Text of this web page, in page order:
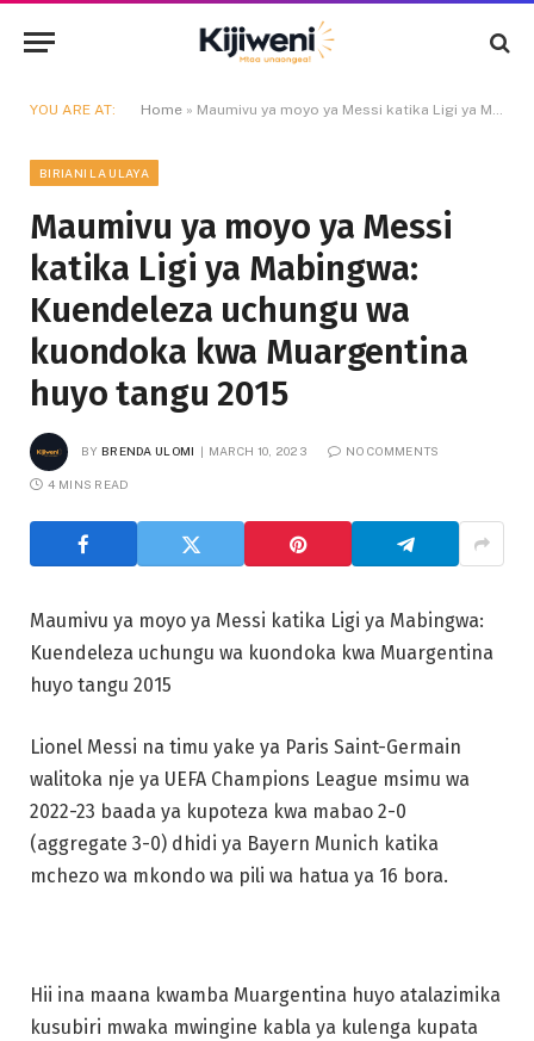
YOU ARE AT: Home » Maumivu ya moyo ya Messi katika Ligi ya Mabingwa: Kuendeleza uchungu wa kuondoka kwa Muargentina huyo tangu 2015
BIRIANI LA ULAYA
Maumivu ya moyo ya Messi
katika Ligi ya Mabingwa:
Kuendeleza uchungu wa
kuondoka kwa Muargentina
huyo tangu 2015
BY BRENDA ULOMI MARCH 10, 2023 NO COMMENTS
4 MINS READ
Maumivu ya moyo ya Messi katika Ligi ya Mabingwa:
Kuendeleza uchungu wa kuondoka kwa Muargentina
huyo tangu 2015
Lionel Messi na timu yake ya Paris Saint-Germain
walitoka nje ya UEFA Champions League msimu wa
2022-23 baada ya kupoteza kwa mabao 2-0
(aggregate 3-0) dhidi ya Bayern Munich katika
mchezo wa mkondo wa pili wa hatua ya 16 bora.
Hii ina maana kwamba Muargentina huyo atalazimika
kusubiri mwaka mwingine kabla ya kulenga kupata